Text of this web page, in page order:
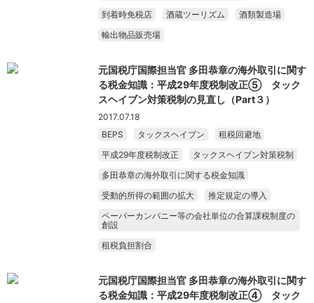
到着時免税店
酒蔵ツーリズム
酒類製造場
輸出物品販売場
元国税庁国際担当官 多田恭章の海外取引に関す
る税金知識：平成29年度税制改正⑤ タック
スヘイブン対策税制の見直し（Part３）
2017.07.18
BEPS
タックスヘイブン
租税回避地
平成29年度税制改正
タックスヘイブン対策税制
多田恭章の海外取引に関する税金知識
受動的所得の範囲の拡大
推定規定の導入
ペーパーカンパニー等の会社単位の合算課税制度の
創設
租税負担割合
元国税庁国際担当官 多田恭章の海外取引に関す
る税金知識：平成29年度税制改正④ タック